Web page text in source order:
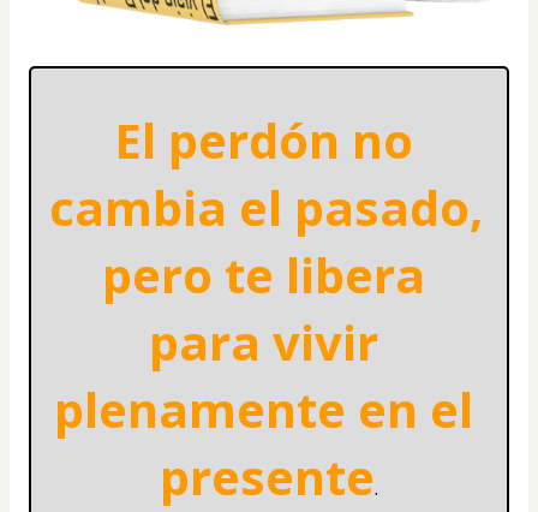
El perdón no
cambia el pasado,
pero te libera
para vivir
plenamente en el
presente.